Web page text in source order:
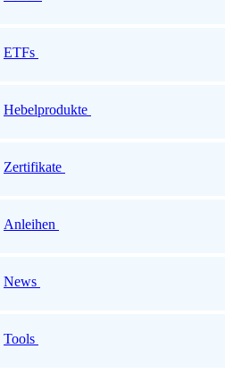
ETFs
Hebelprodukte
Zertifikate
Anleihen
News
Tools